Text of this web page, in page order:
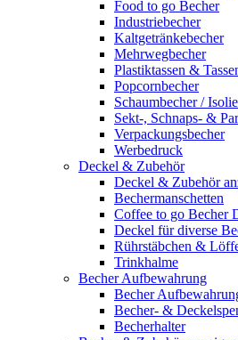
Food to go Becher
Industriebecher
Kaltgetränkebecher
Mehrwegbecher
Plastiktassen &
Popcornbecher
Schaumbecher /
Sekt-, Schnaps- &
Verpackungsbecher
Werbedruck
Deckel & Zubehör
Deckel & Zubehör
Bechermanschetten
Coffee to go Becher
Deckel für diverse
Rührstäbchen &
Trinkhalme
Becher Aufbewahrung
Becher
Becher- &
Becherhalter